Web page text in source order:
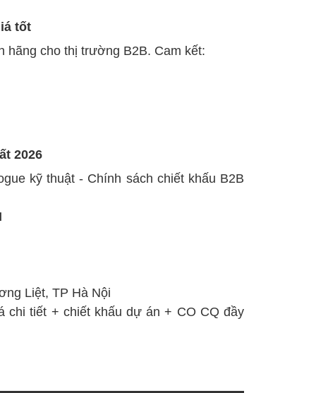
tốt
hãng cho thị trường B2B. Cam kết:
2026
kỹ thuật - Chính sách chiết khấu B2B
Liệt, TP Hà Nội
chi tiết + chiết khấu dự án + CO CQ đầy